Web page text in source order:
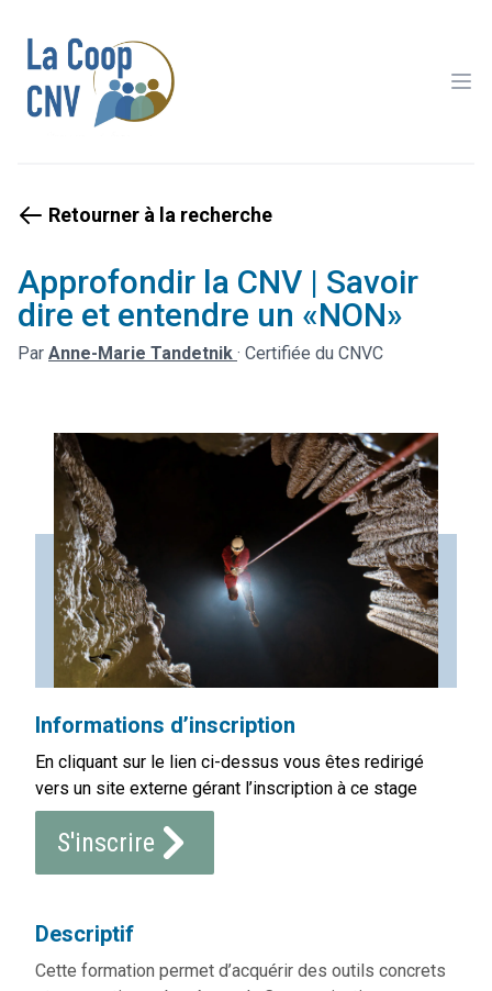
Retourner à la recherche
Approfondir la CNV | Savoir
dire et entendre un «NON»
Par Anne-Marie Tandetnik · Certifiée du CNVC
Informations d’inscription
En cliquant sur le lien ci-dessus vous êtes redirigé
vers un site externe gérant l’inscription à ce stage
S'inscrire
Descriptif
Cette formation permet d’acquérir des outils concrets